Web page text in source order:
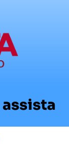
assista